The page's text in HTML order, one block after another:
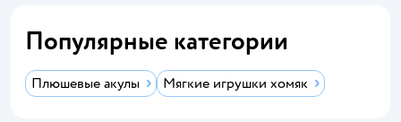
Популярные категории
Плюшевые акулы Мягкие игрушки хомяк